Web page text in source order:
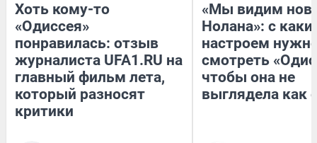
Хоть кому-то
«Одиссея»
понравилась: отзыв
журналиста UFA1.RU на
главный фильм лета,
который разносят
критики
«Мы видим
Нолана»: с
настроем
смотреть
чтобы она не
выглядела как